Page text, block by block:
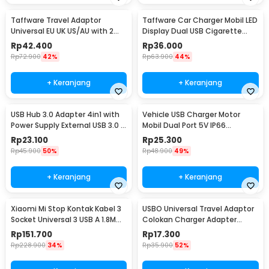
Taffware Travel Adaptor
Universal EU UK US/AU with 2
Port USB A 2.1A - JY-148
Rp42.400
Rp72.900 42%
+ Keranjang
Taffware Car Charger Mobil LED
Display Dual USB Cigarette
Plug 3.1A - EC2
Rp36.000
Rp63.900 44%
+ Keranjang
USB Hub 3.0 Adapter 4in1 with
Power Supply External USB 3.0 4
Port - UH-103U3
Rp23.100
Rp45.900 50%
+ Keranjang
Vehicle USB Charger Motor
Mobil Dual Port 5V IP66
Splashproof - 42557
Rp25.300
Rp48.900 49%
+ Keranjang
Xiaomi Mi Stop Kontak Kabel 3
Socket Universal 3 USB A 1.8M
250V 2500W - XMCXB01QMN
(ORIGINAL)
Rp151.700
Rp228.900 34%
USBO Universal Travel Adaptor
Colokan Charger Adapter
1000W - 931L
Rp17.300
Rp35.900 52%